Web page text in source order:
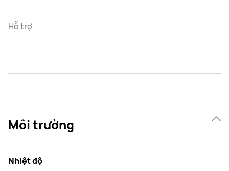
Hỗ trợ
Môi trường
Nhiệt độ